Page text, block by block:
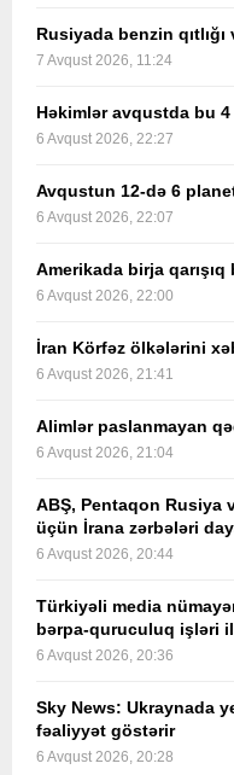
Rusiyada benzin
7 Avqust 2026, 11:24
Həkimlər avqustda bu
6 Avqust 2026, 22:27
Avqustun 12-də 6
6 Avqust 2026, 22:07
Amerikada birja qarışıq
6 Avqust 2026, 22:00
İran Körfəz ölkələrini
6 Avqust 2026, 21:41
Alimlər paslanmayan
6 Avqust 2026, 21:04
ABŞ, Pentaqon Rusiya
üçün İrana zərbələri
6 Avqust 2026, 20:44
Türkiyəli media
bərpa-quruculuq işləri
6 Avqust 2026, 20:36
Sky News: Ukraynada
fəaliyyət göstərir
6 Avqust 2026, 20:28